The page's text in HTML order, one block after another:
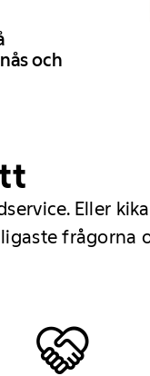
och
Eller kika
frågorna